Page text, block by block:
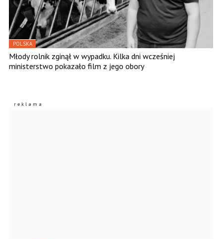
POLSKA
Młody rolnik zginął w wypadku. Kilka dni wcześniej
ministerstwo pokazało film z jego obory